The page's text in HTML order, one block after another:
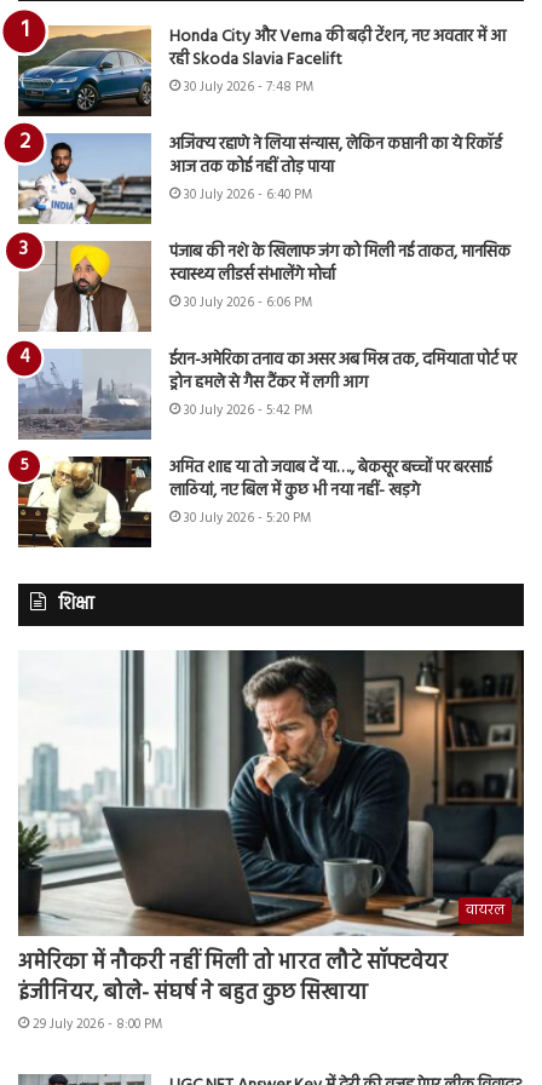
Honda City और Verna की बढ़ी टेंशन, नए अवतार में आ
रही Skoda Slavia Facelift
30 July 2026 - 7:48 PM
अजिंक्य रहाणे ने लिया संन्यास, लेकिन कप्तानी का ये रिकॉर्ड
आज तक कोई नहीं तोड़ पाया
30 July 2026 - 6:40 PM
पंजाब की नशे के खिलाफ जंग को मिली नई ताकत, मानसिक
स्वास्थ्य लीडर्स संभालेंगे मोर्चा
30 July 2026 - 6:06 PM
ईरान-अमेरिका तनाव का असर अब मिस्र तक, दमियाता पोर्ट पर
ड्रोन हमले से गैस टैंकर में लगी आग
30 July 2026 - 5:42 PM
अमित शाह या तो जवाब दें या…., बेकसूर बच्चों पर बरसाई
लाठियां, नए बिल में कुछ भी नया नहीं- खड़गे
30 July 2026 - 5:20 PM
शिक्षा
वायरल
अमेरिका में नौकरी नहीं मिली तो भारत लौटे सॉफ्टवेयर
इंजीनियर, बोले- संघर्ष ने बहुत कुछ सिखाया
29 July 2026 - 8:00 PM